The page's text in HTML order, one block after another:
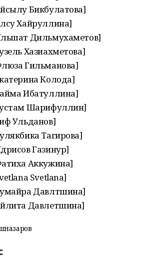
Бикбулатова]
Хайруллина]
Дильмухаметов]
Хазиахметова]
Гильманова]
Колода]
Ибатуллина]
Шарифуллин]
Ульданов]
Тагирова]
Газинур]
Аккужина]
Svetlana]
Давлтшина]
Давлетшина]